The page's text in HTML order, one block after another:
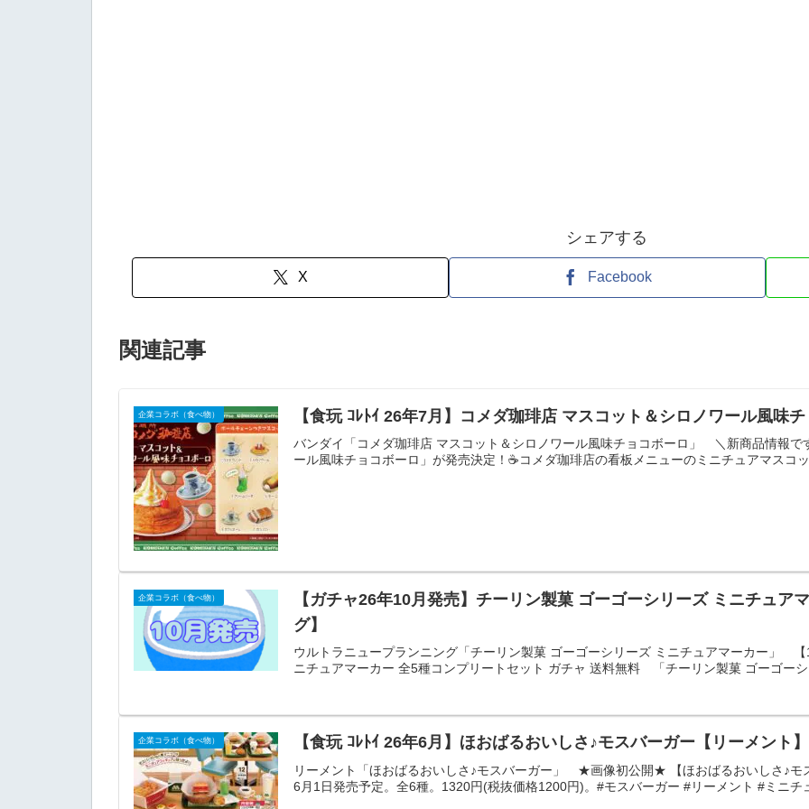
シェアする
X Facebook
関連記事
企業コラボ（食べ物） 【食玩 ｺﾚﾄｲ 26年7月】コメダ珈琲店 マスコット＆シロノワール風味
バンダイ「コメダ珈琲店 マスコット＆シロノワール風味チョコボーロ」 ＼新商品情報で
ール風味チョコボーロ」が発売決定！☕コメダ珈琲店の看板メニューのミニチュアマスコ
企業コラボ（食べ物）
【ガチャ26年10月発売】チーリン製菓 ゴーゴーシリーズ ミニチュア
グ】
ウルトラニュープランニング「チーリン製菓 ゴーゴーシリーズ ミニチュアマーカー」
ニチュアマーカー 全5種コンプリートセット ガチャ 送料無料 「チーリン製菓 ゴーゴー
企業コラボ（食べ物） 【食玩 ｺﾚﾄｲ 26年6月】ほおばるおいしさ♪モスバーガー【リーメント】
リーメント「ほおばるおいしさ♪モスバーガー」 ★画像初公開★ 【ほおばるおいしさ♪モ
6月1日発売予定。全6種。1320円(税抜価格1200円)。#モスバーガー #リーメント #ミニチ